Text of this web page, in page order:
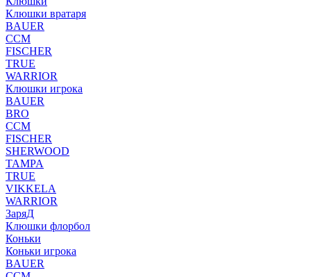
Клюшки вратаря
BAUER
CCM
FISCHER
TRUE
WARRIOR
Клюшки игрока
BAUER
BRO
CCM
FISCHER
SHERWOOD
TAMPA
TRUE
VIKKELA
WARRIOR
ЗаряД
Клюшки флорбол
Коньки
Коньки игрока
BAUER